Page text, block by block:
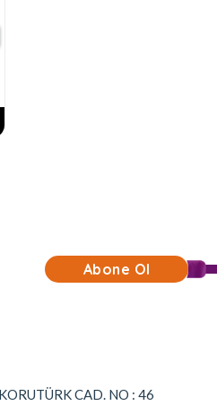
Abone Ol
CAD. NO : 46